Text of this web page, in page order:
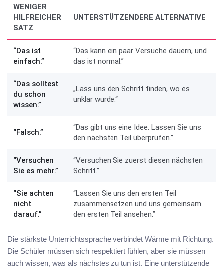
WENIGER
HILFREICHER
SATZ
UNTERSTÜTZENDERE ALTERNATIVE
“Das ist
einfach.”
“Das kann ein paar Versuche dauern, und
das ist normal.”
“Das solltest
du schon
wissen.”
„Lass uns den Schritt finden, wo es
unklar wurde.“
“Falsch.”
“Das gibt uns eine Idee. Lassen Sie uns
den nächsten Teil überprüfen.”
“Versuchen
Sie es mehr.”
“Versuchen Sie zuerst diesen nächsten
Schritt.”
“Sie achten
nicht
darauf.”
“Lassen Sie uns den ersten Teil
zusammensetzen und uns gemeinsam
den ersten Teil ansehen.”
Die stärkste Unterrichtssprache verbindet Wärme mit Richtung.
Die Schüler müssen sich respektiert fühlen, aber sie müssen
auch wissen, was als nächstes zu tun ist. Eine unterstützende